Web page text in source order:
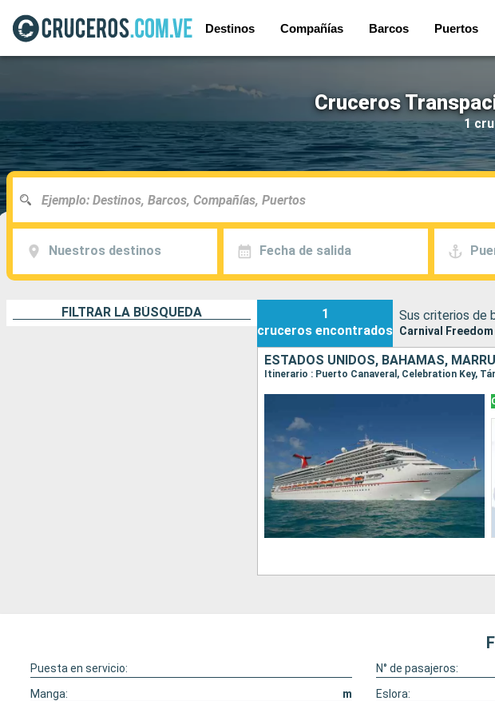
Destinos Compañías Barcos Puertos
Cruceros
1
Nuestros destinos Fecha de salida
FILTRAR LA BÚSQUEDA
1
cruceros encontrados
Sus criterios de
Carnival
ESTADOS UNIDOS, BAHAMAS,
Itinerario : Puerto Canaveral, Celebration Key,
Puesta en servicio: N° de pasajeros:
Manga:
m Eslora: